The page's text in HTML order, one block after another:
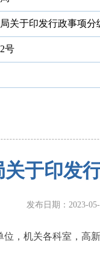
关于印发行政事项分
号
于印发
发布日期：2023-
，机关各科室，高